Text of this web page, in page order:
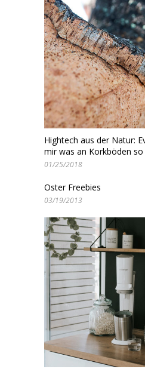
Hightech aus der Natur:
mir was an Korkböden
01/25/2018
Oster Freebies
03/19/2013